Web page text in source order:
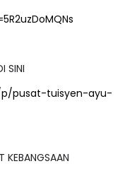
SINI
pusat-tuisyen-ayu-
KEBANGSAAN